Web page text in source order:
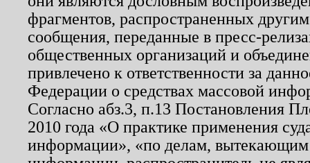
фрагментов, распространенных
сообщения, переданные в пресс-
общественных организаций и
привлечено к ответственности за
Федерации о средствах массовой
Согласно абз.3, п.13 Постановления
2010 года «О практике применения
информации», «по делам, вытекающим